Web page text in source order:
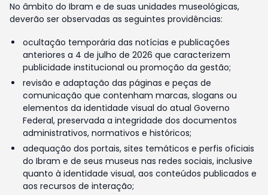
No âmbito do Ibram e de suas unidades museológicas,
deverão ser observadas as seguintes providências:
ocultação temporária das notícias e publicações
anteriores a 4 de julho de 2026 que caracterizem
publicidade institucional ou promoção da gestão;
revisão e adaptação das páginas e peças de
comunicação que contenham marcas, slogans ou
elementos da identidade visual do atual Governo
Federal, preservada a integridade dos documentos
administrativos, normativos e históricos;
adequação dos portais, sites temáticos e perfis oficiais
do Ibram e de seus museus nas redes sociais, inclusive
quanto à identidade visual, aos conteúdos publicados e
aos recursos de interação;